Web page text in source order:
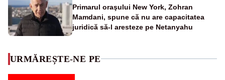
Primarul oraşului New York, Zohran
Mamdani, spune că nu are capacitatea
juridică să-l aresteze pe Netanyahu
URMĂREȘTE-NE PE